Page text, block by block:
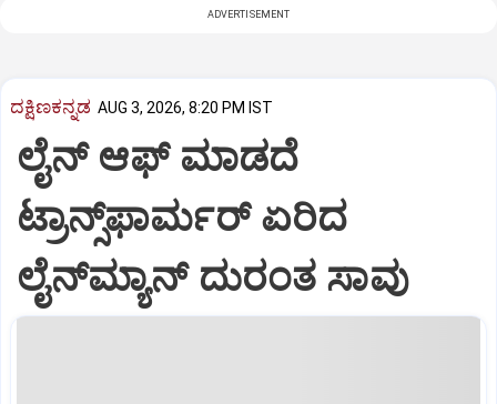
ADVERTISEMENT
ದಕ್ಷಿಣಕನ್ನಡ AUG 3, 2026, 8:20 PM IST
ಲೈನ್ ಆಫ್ ಮಾಡದೆ
ಟ್ರಾನ್ಸ್‌ಫಾರ್ಮರ್ ಏರಿದ
ಲೈನ್‌ಮ್ಯಾನ್ ದುರಂತ ಸಾವು